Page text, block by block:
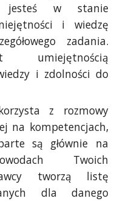
jesteś w stanie
i wiedzę
zadania.
umiejętnością
i zdolności do
z rozmowy
na kompetencjach,
są głównie na
Twoich
tworzą listę
dla danego